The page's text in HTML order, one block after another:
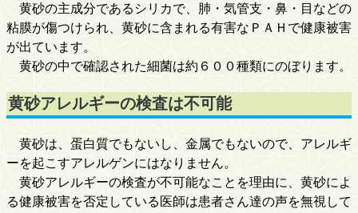
黄砂の主成分であるシリカで、肺・気管支・鼻・目などの
粘膜が傷つけられ、黄砂に含まれる有害なＰＡＨで健康被害
が出ています。
黄砂の中で確認された細菌は約６００種類にのぼります。
黄砂アレルギーの検査は不可能
黄砂は、蛋白質でもないし、金属でもないので、アレルギ
ーを起こすアレルゲンにはなりません。
黄砂アレルギーの検査が不可能なことを理由に、黄砂によ
る健康被害を否定している医師は患者さん達の声を無視して